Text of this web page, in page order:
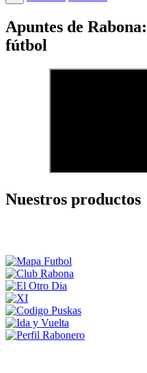
Apuntes de
fútbol
Nuestros productos